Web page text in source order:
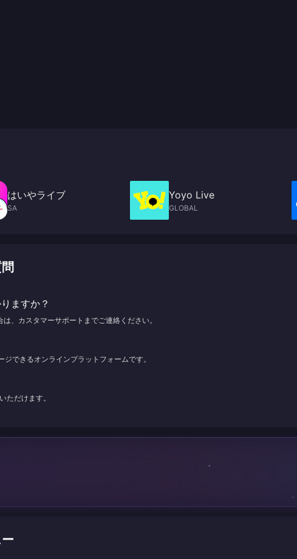
はいやライブ
SA
Yoyo Live
GLOBAL
ますか？
、カスタマーサポートまでご連絡ください。
できるオンラインプラットフォームです。
ただけます。